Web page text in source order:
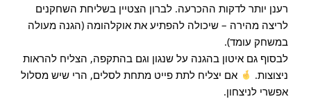
רענן יותר לדקות ההכרעה. לברון הצטיין בשליחת השחקנים
לריצה מהירה – שיכולה להפתיע את אוקלהומה (הגנה מעולה
במשחק עומד).
לבסוף גם איטון בהגנה על שנגון וגם בהתקפה, הצליח להראות
ניצוצות.
אם יצליח לתת פייט מתחת לסלים, הרי שיש מסלול
אפשרי לניצחון.